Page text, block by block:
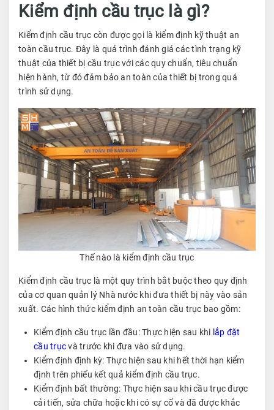
Kiểm định cầu trục là gì?
Kiểm định cầu trục còn được gọi là kiểm định kỹ thuật an
toàn cầu trục. Đây là quá trình đánh giá các tình trạng kỹ
thuật của thiết bị cầu trục với các quy chuẩn, tiêu chuẩn
hiện hành, từ đó đảm bảo an toàn của thiết bị trong quá
trình sử dụng.
Thế nào là kiểm định cầu trục
Kiểm định cầu trục là một quy trình bắt buộc theo quy định
của cơ quan quản lý Nhà nước khi đưa thiết bị này vào sản
xuất. Các hình thức kiểm định an toàn cầu trục bao gồm:
Kiểm định cầu trục lần đầu: Thực hiện sau khi lắp đặt
cầu trụcvà trước khi đưa vào sử dụng.
Kiểm định định kỳ: Thực hiện sau khi hết thời hạn kiểm
định trên phiếu kết quả kiểm định cầu trục.
Kiểm định bất thường: Thực hiện sau khi cầu trục được
cải tiến, sửa chữa hoặc khi có sự cố và đã được khắc